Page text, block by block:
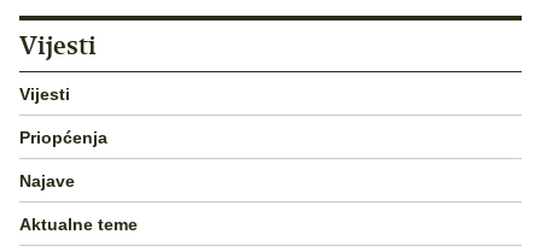
Vijesti
Vijesti
Priopćenja
Najave
Aktualne teme